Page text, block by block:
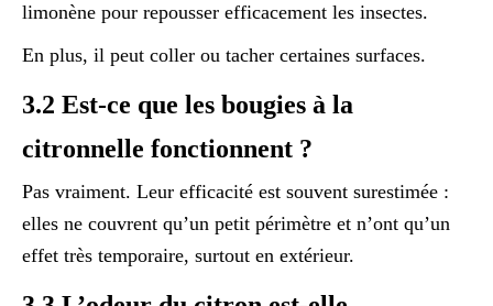
limonène pour repousser efficacement les insectes.
En plus, il peut coller ou tacher certaines surfaces.
3.2 Est-ce que les bougies à la
citronnelle fonctionnent ?
Pas vraiment. Leur efficacité est souvent surestimée :
elles ne couvrent qu’un petit périmètre et n’ont qu’un
effet très temporaire, surtout en extérieur.